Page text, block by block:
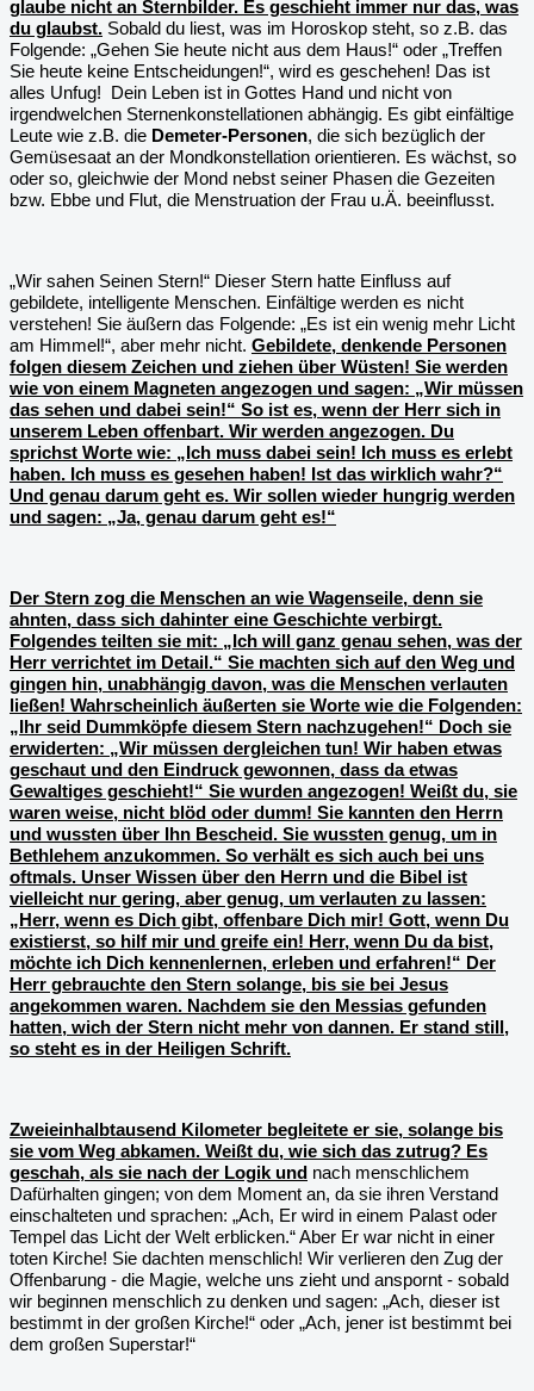
glaube nicht an Sternbilder. Es geschieht immer nur das, was
du glaubst. Sobald du liest, was im Horoskop steht, so z.B. das
Folgende: „Gehen Sie heute nicht aus dem Haus!“ oder „Treffen
Sie heute keine Entscheidungen!“, wird es geschehen! Das ist
alles Unfug!
Dein Leben ist in Gottes Hand und nicht von
irgendwelchen Sternenkonstellationen abhängig. Es gibt einfältige
Leute wie z.B. die Demeter-Personen, die sich bezüglich der
Gemüsesaat an der Mondkonstellation orientieren. Es wächst, so
oder so, gleichwie der Mond nebst seiner Phasen die Gezeiten
bzw. Ebbe und Flut, die Menstruation der Frau u.Ä. beeinflusst.
„Wir sahen Seinen Stern!“ Dieser Stern hatte Einfluss auf
gebildete, intelligente Menschen. Einfältige werden es nicht
verstehen! Sie äußern das Folgende: „Es ist ein wenig mehr Licht
am Himmel!“, aber mehr nicht. Gebildete, denkende Personen
folgen diesem Zeichen und ziehen über Wüsten! Sie werden
wie von einem Magneten angezogen und sagen: „Wir müssen
das sehen und dabei sein!“ So ist es, wenn der Herr sich in
unserem Leben offenbart. Wir werden angezogen. Du
sprichst Worte wie: „Ich muss dabei sein! Ich muss es erlebt
haben. Ich muss es gesehen haben! Ist das wirklich wahr?“
Und genau darum geht es. Wir sollen wieder hungrig werden
und sagen: „Ja, genau darum geht es!“
Der Stern zog die Menschen an wie Wagenseile, denn sie
ahnten, dass sich dahinter eine Geschichte verbirgt.
Folgendes teilten sie mit: „Ich will ganz genau sehen, was der
Herr verrichtet im Detail.“ Sie machten sich auf den Weg und
gingen hin, unabhängig davon, was die Menschen verlauten
ließen! Wahrscheinlich äußerten sie Worte wie die Folgenden:
„Ihr seid Dummköpfe diesem Stern nachzugehen!“ Doch sie
erwiderten: „Wir müssen dergleichen tun! Wir haben etwas
geschaut und den Eindruck gewonnen, dass da etwas
Gewaltiges geschieht!“ Sie wurden angezogen! Weißt du, sie
waren weise, nicht blöd oder dumm! Sie kannten den Herrn
und wussten über Ihn Bescheid. Sie wussten genug, um in
Bethlehem anzukommen. So verhält es sich auch bei uns
oftmals. Unser Wissen über den Herrn und die Bibel ist
vielleicht nur gering, aber genug, um verlauten zu lassen:
„Herr, wenn es Dich gibt, offenbare Dich mir! Gott, wenn Du
existierst, so hilf mir und greife ein! Herr, wenn Du da bist,
möchte ich Dich kennenlernen, erleben und erfahren!“ Der
Herr gebrauchte den Stern solange, bis sie bei Jesus
angekommen waren. Nachdem sie den Messias gefunden
hatten, wich der Stern nicht mehr von dannen. Er stand still,
so steht es in der Heiligen Schrift.
Zweieinhalbtausend Kilometer begleitete er sie, solange bis
sie vom Weg abkamen. Weißt du, wie sich das zutrug? Es
geschah, als sie nach der Logik und nach menschlichem
Dafürhalten gingen; von dem Moment an, da sie ihren Verstand
einschalteten und sprachen: „Ach, Er wird in einem Palast oder
Tempel das Licht der Welt erblicken.“ Aber Er war nicht in einer
toten Kirche! Sie dachten menschlich! Wir verlieren den Zug der
Offenbarung - die Magie, welche uns zieht und anspornt - sobald
wir beginnen menschlich zu denken und sagen: „Ach, dieser ist
bestimmt in der großen Kirche!“ oder „Ach, jener ist bestimmt bei
dem großen Superstar!“